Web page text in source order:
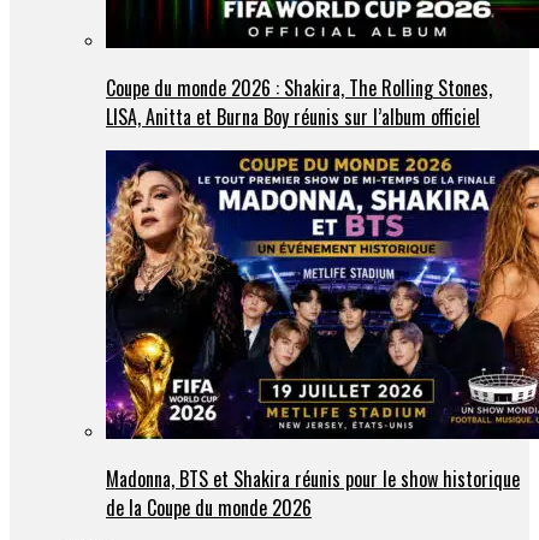
Coupe du monde 2026 : Shakira, The Rolling Stones,
LISA, Anitta et Burna Boy réunis sur l’album officiel
Madonna, BTS et Shakira réunis pour le show historique
de la Coupe du monde 2026